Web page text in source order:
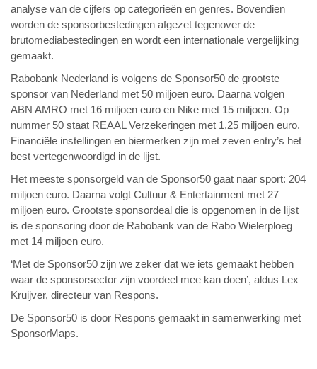
analyse van de cijfers op categorieën en genres. Bovendien
worden de sponsorbestedingen afgezet tegenover de
brutomediabestedingen en wordt een internationale vergelijking
gemaakt.
Rabobank Nederland is volgens de Sponsor50 de grootste
sponsor van Nederland met 50 miljoen euro. Daarna volgen
ABN AMRO met 16 miljoen euro en Nike met 15 miljoen. Op
nummer 50 staat REAAL Verzekeringen met 1,25 miljoen euro.
Financiële instellingen en biermerken zijn met zeven entry’s het
best vertegenwoordigd in de lijst.
Het meeste sponsorgeld van de Sponsor50 gaat naar sport: 204
miljoen euro. Daarna volgt Cultuur & Entertainment met 27
miljoen euro. Grootste sponsordeal die is opgenomen in de lijst
is de sponsoring door de Rabobank van de Rabo Wielerploeg
met 14 miljoen euro.
‘Met de Sponsor50 zijn we zeker dat we iets gemaakt hebben
waar de sponsorsector zijn voordeel mee kan doen’, aldus Lex
Kruijver, directeur van Respons.
De Sponsor50 is door Respons gemaakt in samenwerking met
SponsorMaps.